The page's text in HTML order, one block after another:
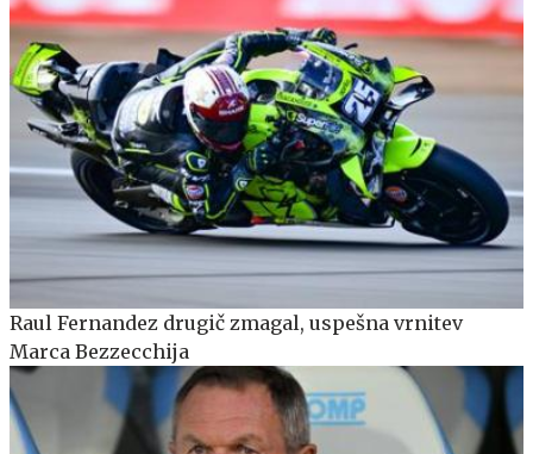
Raul Fernandez drugič zmagal, uspešna vrnitev
Marca Bezzecchija